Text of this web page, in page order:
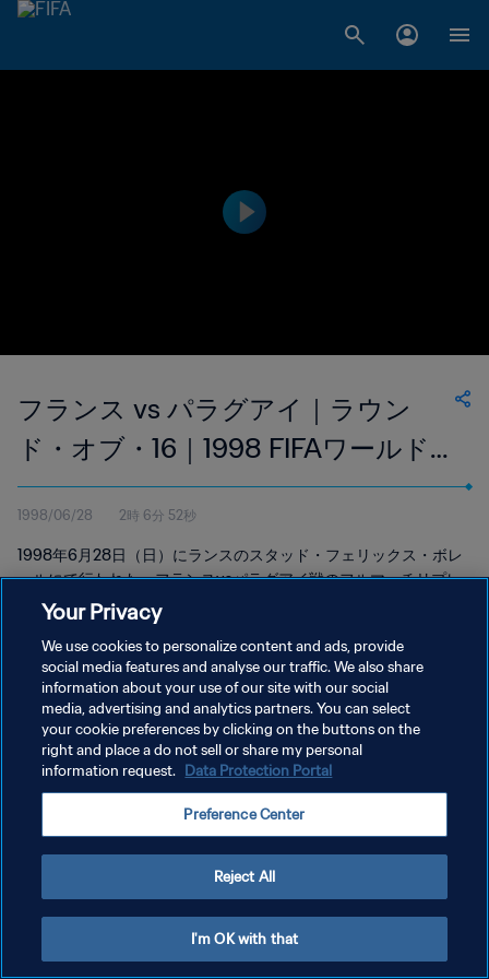
フランス vs パラグアイ｜ラウン
ド・オブ・16｜1998 FIFAワールド
カップ フランス｜フルマッチリプ
レイ
1998/06/28 2時 6分 52秒
1998年6月28日（日）にランスのスタッド・フェリックス・ボレ
ールにて行われた、フランスvsパラグアイ戦のフルマッチリプレ
イをご覧下さい。
プライバシーポリシー
サービス利用規約
Your Privacy
We use cookies to personalize content and ads, provide
social media features and analyse our traffic. We also share
information about your use of our site with our social
media, advertising and analytics partners. You can select
your cookie preferences by clicking on the buttons on the
right and place a do not sell or share my personal
information request. Data Protection Portal
Preference Center
Reject All
I'm OK with that